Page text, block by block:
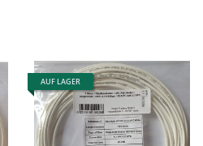
AUF LAGER